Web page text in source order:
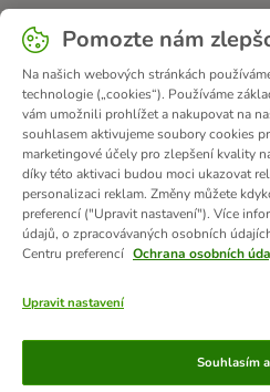
Způsoby platby
Pomozte nám
Na našich webových stránkách
technologie („cookies“). Používáme
vám umožnili prohlížet a nakupovat na
souhlasem aktivujeme soubory cookies
marketingové účely pro zlepšení kvality
díky této aktivaci budou moci ukazovat
personalizaci reklam. Změny můžete
preferencí ("Upravit nastavení"). Více
údajů, o zpracovávaných osobních
Centru preferencí Ochrana osobních
Upravit nastavení
Souhlasím